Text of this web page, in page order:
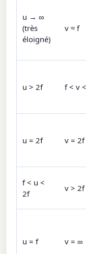
u → ∞
(très
éloigné)
v ≈ f
u > 2f f < v
u = 2f v = 2f
f < u <
2f
v > 2f
u = f v = ∞